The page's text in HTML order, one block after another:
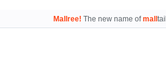
Mallree! The new name ofmall tail